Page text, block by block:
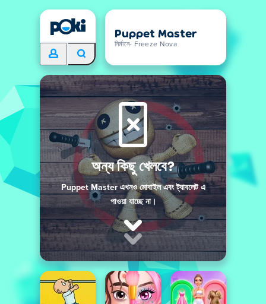
Puppet Master
নির্মানে- Freeze Nova
অন্য কিছু খেলবে?
Puppet Master এখনও মোবাইল এবং ট্যাবলেট এ
পাওয়া যাচ্ছে না।